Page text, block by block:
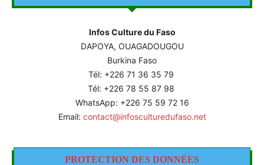
Infos Culture du Faso
DAPOYA, OUAGADOUGOU
Burkina Faso
Tél: +226 71 36 35 79
Tél: +226 78 55 87 98
WhatsApp: +226 75 59 72 16
Email: contact@infosculturedufaso.net
PROTECTION DES DONNÉES